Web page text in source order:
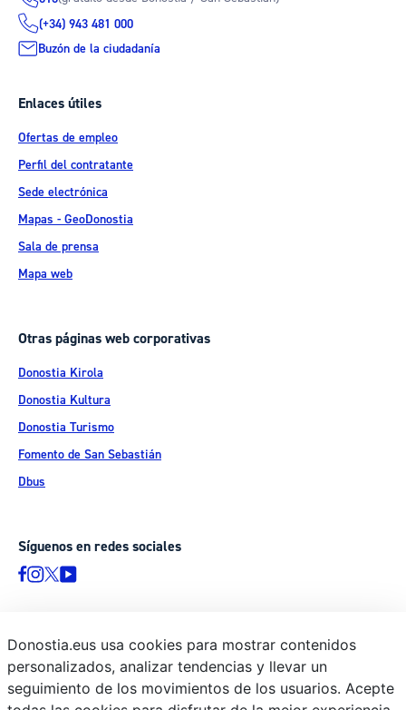
(+34) 943 481 000
Buzón de la ciudadanía
Enlaces útiles
Ofertas de empleo
Perfil del contratante
Sede electrónica
Mapas - GeoDonostia
Sala de prensa
Mapa web
Otras páginas web corporativas
Donostia Kirola
Donostia Kultura
Donostia Turismo
Fomento de San Sebastián
Dbus
Síguenos en redes sociales
© Donostiako Udala - Ayuntamiento de Donostia / San Sebastián
Ijentea 1, 20003 Donostia / San Sebastián
Aviso legal
Donostia.eus usa cookies para mostrar contenidos
personalizados, analizar tendencias y llevar un
seguimiento de los movimientos de los usuarios. Acepte